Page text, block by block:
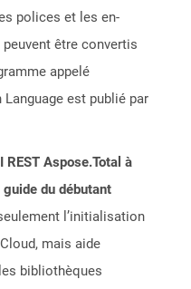
polices et les en-
être convertis
appelé
est publié par
Aspose.Total à
guide du débutant
l’initialisation
mais aide
bibliothèques